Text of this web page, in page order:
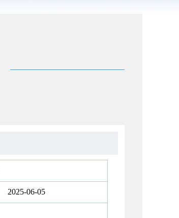
2025-06-05